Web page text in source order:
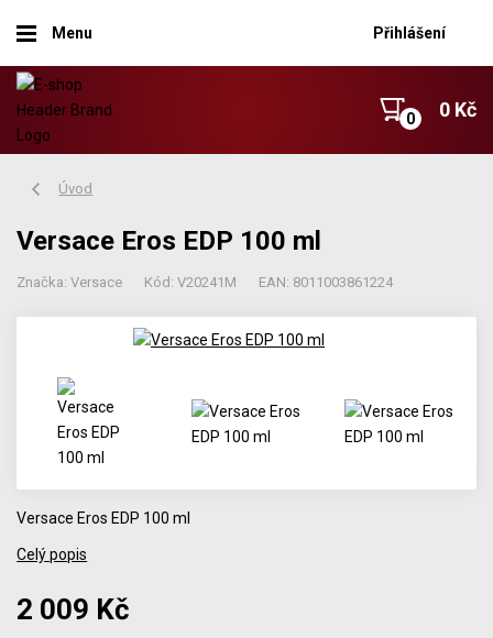
Menu Přihlášení
0 Kč
Úvod
Versace Eros EDP 100 ml
Značka: Versace Kód: V20241M EAN: 8011003861224
Versace Eros EDP 100 ml
Celý popis
2 009 Kč